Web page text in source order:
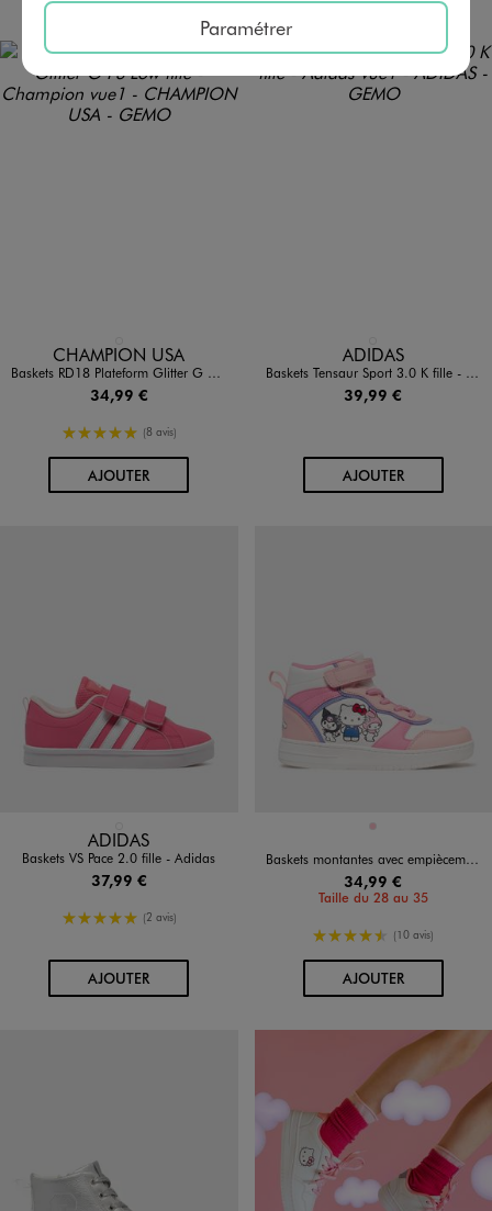
Disponible en 1 coloris
CHAMPION USA
Baskets RD18 Plateform Glitter G PS Low fille - Champion
34,99 €
5/5 de moyenne
(8 avis)
AJOUTERAU PANIER
Disponible en 1 coloris
ADIDAS
Baskets Tensaur Sport 3.0 K fille - Adidas
39,99 €
AJOUTERAU PANIER
Disponible en 1 coloris
ADIDAS
Baskets VS Pace 2.0 fille - Adidas
37,99 €
5/5 de moyenne
(2 avis)
AJOUTERAU PANIER
Disponible en 1 coloris
ROSE
Baskets montantes avec empiècements colorés fille - Hello Kitty
34,99 €
Taille du 28 au 35
4.5/5 de moyenne
(10 avis)
AJOUTERAU PANIER
Paramétrer